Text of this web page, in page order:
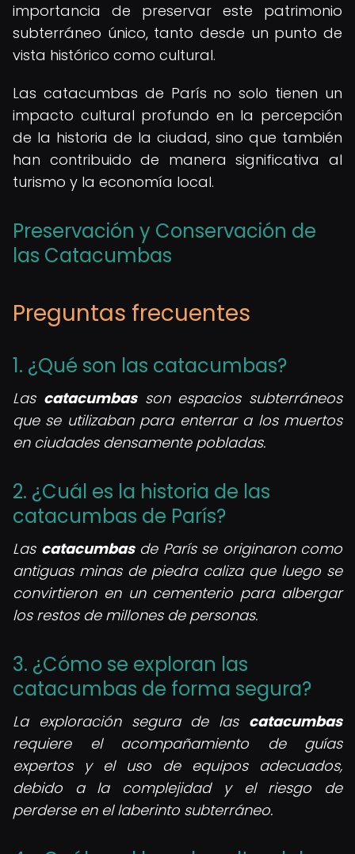
importancia de preservar este patrimonio
subterráneo único, tanto desde un punto de
vista histórico como cultural.
Las catacumbas de París no solo tienen un
impacto cultural profundo en la percepción
de la historia de la ciudad, sino que también
han contribuido de manera significativa al
turismo y la economía local.
Preservación y Conservación de
las Catacumbas
Preguntas frecuentes
1. ¿Qué son las catacumbas?
Las catacumbasson espacios subterráneos
que se utilizaban para enterrar a los muertos
en ciudades densamente pobladas.
2. ¿Cuál es la historia de las
catacumbas de París?
Las catacumbasde París se originaron como
antiguas minas de piedra caliza que luego se
convirtieron en un cementerio para albergar
los restos de millones de personas.
3. ¿Cómo se exploran las
catacumbas de forma segura?
La exploración segura de las catacumbas
requiere el acompañamiento de guías
expertos y el uso de equipos adecuados,
debido a la complejidad y el riesgo de
perderse en el laberinto subterráneo.